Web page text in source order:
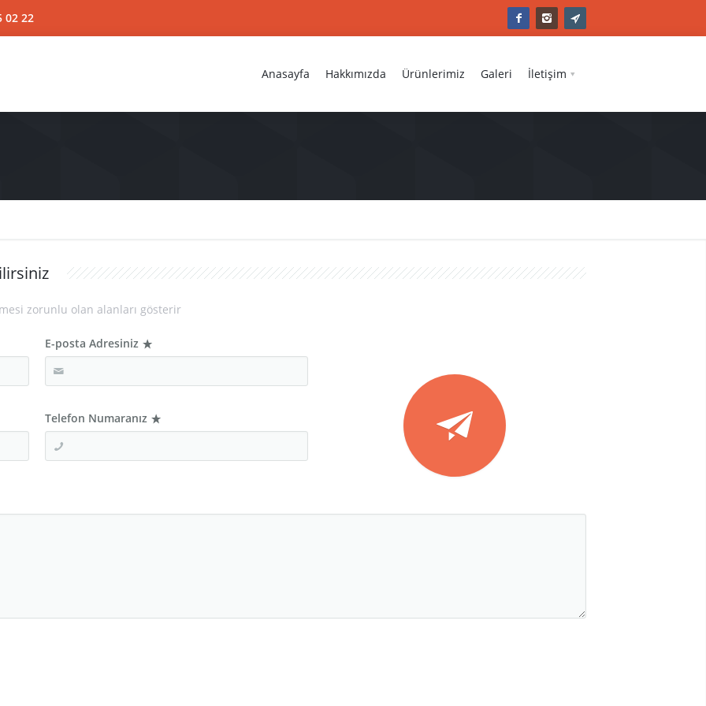
02 22
Anasayfa Hakkımızda Ürünlerimiz Galeri İletişim
zorunlu olan alanları gösterir
E-posta Adresiniz
Telefon Numaranız